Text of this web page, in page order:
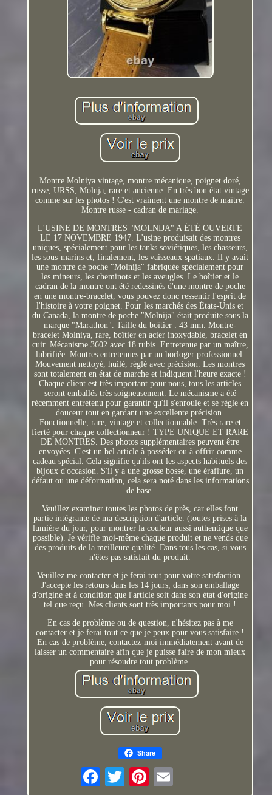
Montre Molniya vintage, montre mécanique, poignet doré,
russe, URSS, Molnja, rare et ancienne. En très bon état vintage
comme sur les photos ! C'est vraiment une montre de maître.
Montre russe - cadran de mariage.
L'USINE DE MONTRES "MOLNIJA" A ÉTÉ OUVERTE
LE 17 NOVEMBRE 1947. L'usine produisait des montres
uniques, spécialement pour les tanks soviétiques, les chasseurs,
les sous-marins et, finalement, les vaisseaux spatiaux. Il y avait
une montre de poche "Molnija" fabriquée spécialement pour
les mineurs, les cheminots et les aveugles. Le boîtier et le
cadran de la montre ont été redessinés d'une montre de poche
en une montre-bracelet, vous pouvez donc ressentir l'esprit de
l'histoire à votre poignet. Pour les marchés des États-Unis et
du Canada, la montre de poche "Molnija" était produite sous la
marque "Marathon". Taille du boîtier : 43 mm. Montre-
bracelet Molniya, rare, boîtier en acier inoxydable, bracelet en
cuir. Mécanisme 3602 avec 18 rubis. Entretenue par un maître,
lubrifiée. Montres entretenues par un horloger professionnel.
Mouvement nettoyé, huilé, réglé avec précision. Les montres
sont totalement en état de marche et indiquent l'heure exacte !
Chaque client est très important pour nous, tous les articles
seront emballés très soigneusement. Le mécanisme a été
récemment entretenu pour garantir qu'il s'enroule et se règle en
douceur tout en gardant une excellente précision.
Fonctionnelle, rare, vintage et collectionnable. Très rare et
fierté pour chaque collectionneur ! TYPE UNIQUE ET RARE
DE MONTRES. Des photos supplémentaires peuvent être
envoyées. C'est un bel article à posséder ou à offrir comme
cadeau spécial. Cela signifie qu'ils ont les aspects habituels des
bijoux d'occasion. S'il y a une grosse bosse, une éraflure, un
défaut ou une déformation, cela sera noté dans les informations
de base.
Veuillez examiner toutes les photos de près, car elles font
partie intégrante de ma description d'article. (toutes prises à la
lumière du jour, pour montrer la couleur aussi authentique que
possible). Je vérifie moi-même chaque produit et ne vends que
des produits de la meilleure qualité. Dans tous les cas, si vous
n'êtes pas satisfait du produit.
Veuillez me contacter et je ferai tout pour votre satisfaction.
J'accepte les retours dans les 14 jours, dans son emballage
d'origine et à condition que l'article soit dans son état d'origine
tel que reçu. Mes clients sont très importants pour moi !
En cas de problème ou de question, n'hésitez pas à me
contacter et je ferai tout ce que je peux pour vous satisfaire !
En cas de problème, contactez-moi immédiatement avant de
laisser un commentaire afin que je puisse faire de mon mieux
pour résoudre tout problème.
Share